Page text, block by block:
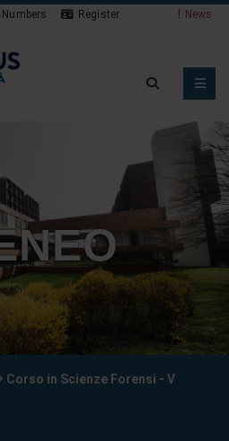
Register News
Corso in Scienze Forensi - V